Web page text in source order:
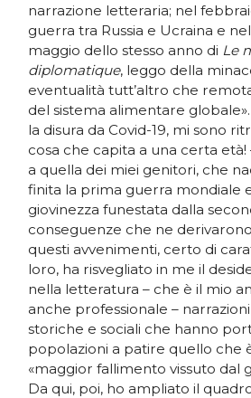
narrazione letteraria; nel
guerra tra Russia e Ucraina e
maggio dello stesso anno di Le
diplomatique, leggo della
eventualità tutt’altro che
del sistema alimentare
la disura da Covid-19, mi sono
cosa che capita a una certa età!
a quella dei miei genitori, che
finita la prima guerra mondiale
giovinezza funestata dalla
conseguenze che ne
questi avvenimenti, certo di
loro, ha risvegliato in me il
nella letteratura – che è il mio
anche professionale –
storiche e sociali che hanno
popolazioni a patire quello che
«maggior fallimento vissuto dal
Da qui, poi, ho ampliato il